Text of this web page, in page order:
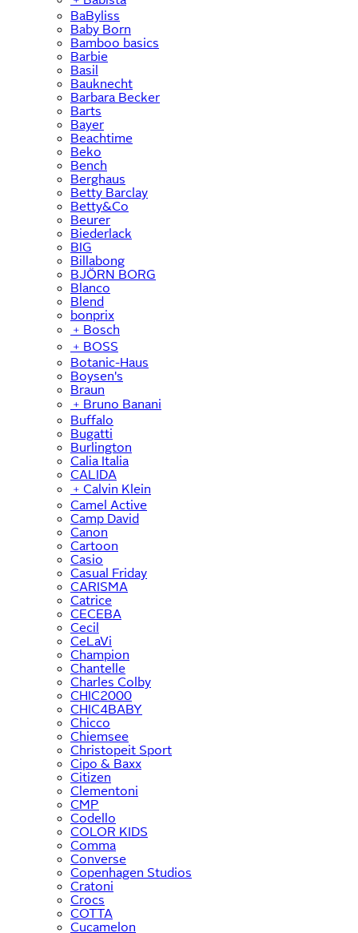
BaByliss
Baby Born
Bamboo basics
Barbie
Basil
Bauknecht
Barbara Becker
Barts
Bayer
Beachtime
Beko
Bench
Berghaus
Betty Barclay
Betty&Co
Beurer
Biederlack
BIG
Billabong
BJÖRN BORG
Blanco
Blend
bonprix
﹢ Bosch
﹢ BOSS
Botanic-Haus
Boysen's
Braun
﹢ Bruno Banani
Buffalo
Bugatti
Burlington
Calia Italia
CALIDA
﹢ Calvin Klein
Camel Active
Camp David
Canon
Cartoon
Casio
Casual Friday
CARISMA
Catrice
CECEBA
Cecil
CeLaVi
Champion
Chantelle
Charles Colby
CHIC2000
CHIC4BABY
Chicco
Chiemsee
Christopeit Sport
Cipo & Baxx
Citizen
Clementoni
CMP
Codello
COLOR KIDS
Comma
Converse
Copenhagen Studios
Cratoni
Crocs
COTTA
Cucamelon